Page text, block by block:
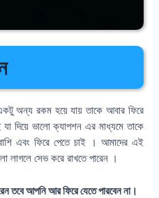
অন্য রকম হয়ে যায় তাকে আবার ফিরে
দিয়ে ভালো ক্যাপশন এর মাধ্যমে তাকে
এবং ফিরে পেতে চাই । আমাদের এই
লাগলে সেভ করে রাখতে পারেন ।
তবে আপনি আর ফিরে যেতে পারবেন না।